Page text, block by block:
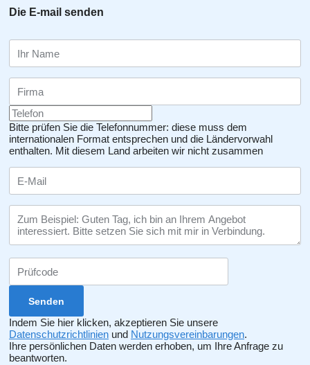
Die E-mail senden
Bitte prüfen Sie die Telefonnummer: diese muss dem
internationalen Format entsprechen und die Ländervorwahl
enthalten. Mit diesem Land arbeiten wir nicht zusammen
Indem Sie hier klicken, akzeptieren Sie unsere
Datenschutzrichtlinien und Nutzungsvereinbarungen.
Ihre persönlichen Daten werden erhoben, um Ihre Anfrage zu
beantworten.